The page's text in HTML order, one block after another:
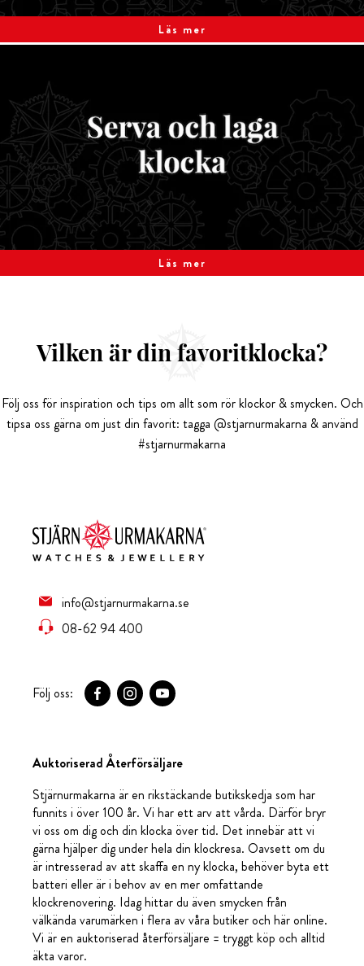
Läs mer
Läs mer
Vilken är din favoritklocka?
Följ oss för inspiration och tips om allt som rör klockor & smycken. Och
tipsa oss gärna om just din favorit: tagga @stjarnurmakarna & använd
#stjarnurmakarna
info@stjarnurmakarna.se
08-62 94 400
Följ oss:
Auktoriserad Återförsäljare
Stjärnurmakarna är en rikstäckande butikskedja som har
funnits i över 100 år. Vi har ett arv att vårda. Därför bryr
vi oss om dig och din klocka över tid. Det innebär att vi
gärna hjälper dig under hela din klockresa. Oavsett om du
är intresserad av att skaffa en ny klocka, behöver byta ett
batteri eller är i behov av en mer omfattande
klockrenovering. Idag hittar du även smycken från
välkända varumärken i flera av våra butiker och här online.
Vi är en auktoriserad återförsäljare = tryggt köp och alltid
äkta varor.